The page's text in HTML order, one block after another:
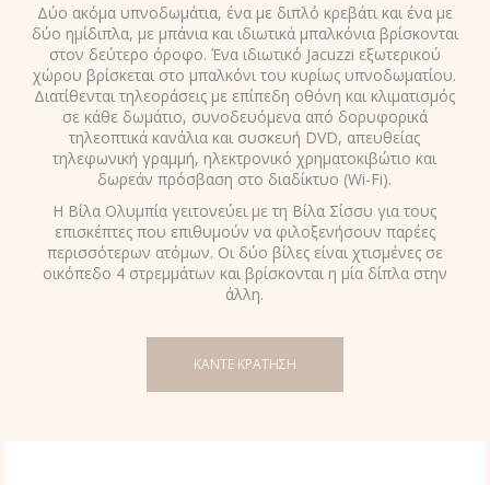
Δύο ακόμα υπνοδωμάτια, ένα με διπλό κρεβάτι και ένα με
δύο ημίδιπλα, με μπάνια και ιδιωτικά μπαλκόνια βρίσκονται
στον δεύτερο όροφο. Ένα ιδιωτικό Jacuzzi εξωτερικού
χώρου βρίσκεται στο μπαλκόνι του κυρίως υπνοδωματίου.
Διατίθενται τηλεοράσεις με επίπεδη οθόνη και κλιματισμός
σε κάθε δωμάτιο, συνοδευόμενα από δορυφορικά
τηλεοπτικά κανάλια και συσκευή DVD, απευθείας
τηλεφωνική γραμμή, ηλεκτρονικό χρηματοκιβώτιο και
δωρεάν πρόσβαση στο διαδίκτυο (Wi-Fi).
Η Βίλα Ολυμπία γειτονεύει με τη Βίλα Σίσσυ για τους
επισκέπτες που επιθυμούν να φιλοξενήσουν παρέες
περισσότερων ατόμων. Οι δύο βίλες είναι χτισμένες σε
οικόπεδο 4 στρεμμάτων και βρίσκονται η μία δίπλα στην
άλλη.
ΚΑΝΤΕ ΚΡΑΤΗΣΗ